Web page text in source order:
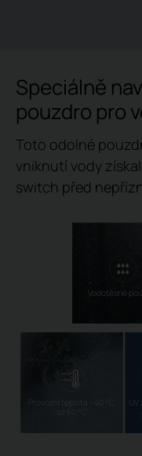
Speciálně
pouzdro pro
Toto odolné
vniknutí vody
switch před
Vodotěsné
Provozní teplota −40 °C
UV